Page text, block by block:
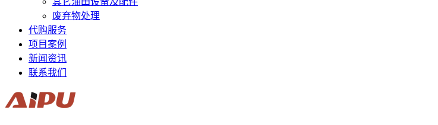
废弃物处理
代购服务
项目案例
新闻资讯
联系我们